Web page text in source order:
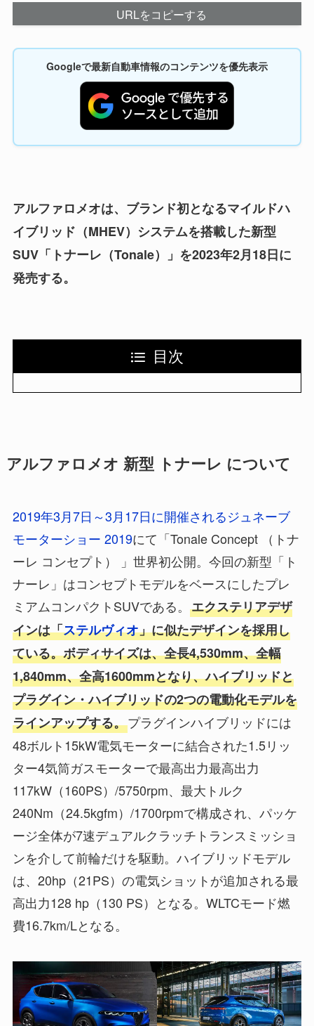
URLをコピーする
Googleで最新自動車情報のコンテンツを優先表示
アルファロメオは、ブランド初となるマイルドハ
イブリッド（MHEV）システムを搭載した新型
SUV「トナーレ（Tonale）」を2023年2月18日に
発売する。
目次
アルファロメオ 新型 トナーレ について
2019年3月7日～3月17日に開催されるジュネーブ
モーターショー 2019にて「Tonale Concept （トナ
ーレ コンセプト） 」世界初公開。今回の新型「ト
ナーレ」はコンセプトモデルをベースにしたプレ
ミアムコンパクトSUVである。 エクステリアデザ
インは「ステルヴィオ」に似たデザインを採用し
ている。ボディサイズは、全長4,530mm、全幅
1,840mm、全高1600mmとなり、ハイブリッドと
プラグイン・ハイブリッドの2つの電動化モデルを
ラインアップする。プラグインハイブリッドには
48ボルト15kW電気モーターに結合された1.5リッ
ター4気筒ガスモーターで最高出力最高出力
117kW（160PS）/5750rpm、最大トルク
240Nm（24.5kgfm）/1700rpmで構成され、パッケ
ージ全体が7速デュアルクラッチトランスミッショ
ンを介して前輪だけを駆動。ハイブリッドモデル
は、20hp（21PS）の電気ショットが追加される最
高出力128 hp（130 PS）となる。WLTCモード燃
費16.7km/Lとなる。